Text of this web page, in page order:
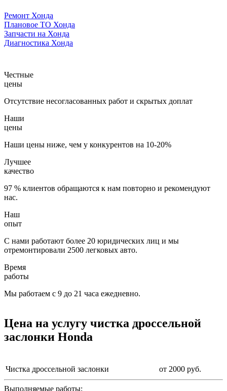
Ремонт Хонда
Плановое ТО Хонда
Запчасти на Хонда
Диагностика Хонда
Честные
цены
Отсутствие несогласованных работ и скрытых доплат
Наши
цены
Наши цены ниже, чем у конкурентов на 10-20%
Лучшее
качество
97 % клиентов обращаются к нам повторно и рекомендуют
нас.
Наш
опыт
С нами работают более 20 юридических лиц и мы
отремонтировали 2500 легковых авто.
Время
работы
Мы работаем с 9 до 21 часа ежедневно.
Цена на услугу чистка дроссельной
заслонки Honda
Чистка дроссельной заслонки от 2000 руб.
Выполняемые работы: